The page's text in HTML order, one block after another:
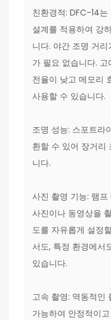
친환경적: DFC-14는
설계를 적용하여 강
니다. 야간 조명 거
가 필요 없습니다.
전율이 낮고 메모리
사용할 수 있습니다.
조명 성능: 스포트라
환할 수 있어 장거리
니다.
사진 촬영 기능: 램
사진이나 동영상을
도를 자유롭게 설정
서도, 특정 환경에서
있습니다.
고속 촬영: 역동적인
가능하여 안정적이